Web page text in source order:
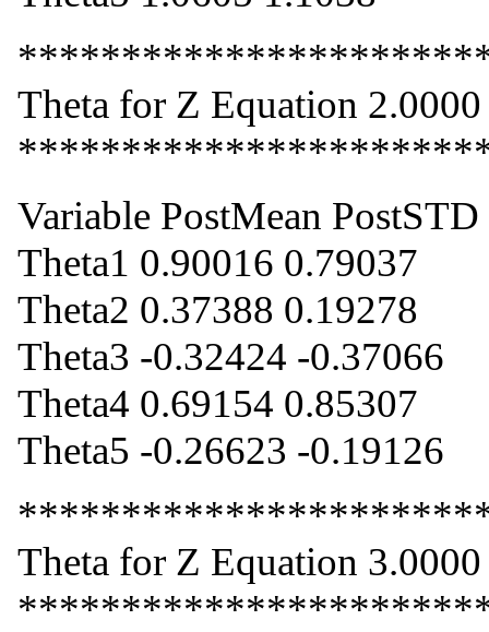
Theta for Z Equation 2.0000
Variable PostMean PostSTD
Theta1 0.90016 0.79037
Theta2 0.37388 0.19278
Theta3 -0.32424 -0.37066
Theta4 0.69154 0.85307
Theta5 -0.26623 -0.19126
Theta for Z Equation 3.0000